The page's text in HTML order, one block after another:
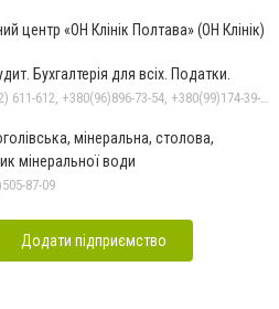
центр «ОН Клінік Полтава» (ОН Клінік)
Бухгалтерія для всіх. Податки.
мінеральна, столова,
мінеральної води
87-09
Додати підприємство